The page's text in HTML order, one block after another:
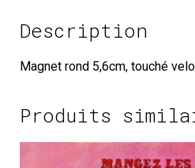
Description
Magnet rond 5,6cm, touché
Produits